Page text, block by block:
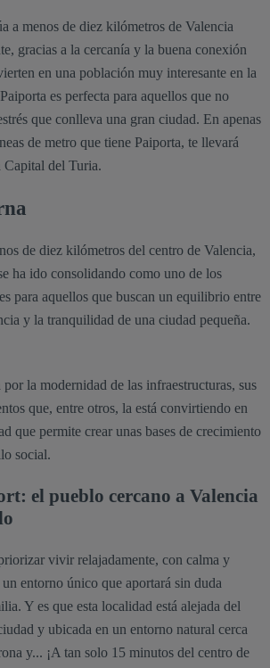
a menos de diez kilómetros de Valencia
gracias a la cercanía y la buena conexión
en una población muy interesante en la
es perfecta para aquellos que no
que conlleva una gran ciudad. En apenas
de metro que tiene Paiporta, te llevará
Capital del Turia.
de diez kilómetros del centro de Valencia,
ha ido consolidando como uno de los
para aquellos que buscan un equilibrio entre
y la tranquilidad de una ciudad pequeña.
por la modernidad de las infraestructuras, sus
que, entre otros, la está convirtiendo en
que permite crear unas bases de crecimiento
social.
el pueblo cercano a Valencia
vivir relajadamente, con calma y
entorno único que aportará sin duda
Y es que esta localidad está alejada del
y ubicada en un entorno natural cerca
y... ¡A tan solo 15 minutos del centro de